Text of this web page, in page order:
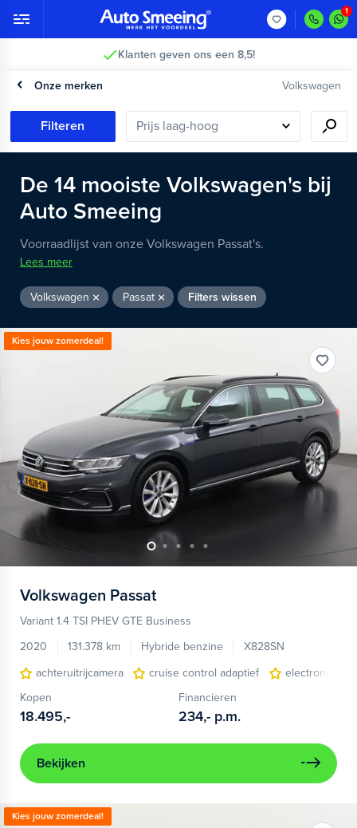
2 jaar garantie >
Onze merken Volkswagen
Filteren
De 14 mooiste Volkswagen's bij
Auto Smeeing
Voorraadlijst van onze Volkswagen Passat's.
Lees meer
Volkswagen Passat Filters wissen
Kies jouw zomerdeal!
Volkswagen Passat
Variant 1.4 TSI PHEV GTE Business
2020
131.378 km Hybride benzine
X828SN
achteruitrijcamera
cruise control adaptief
electronic
Kopen
18.495,-
Financieren
234,- p.m.
Bekijken
Kies jouw zomerdeal!